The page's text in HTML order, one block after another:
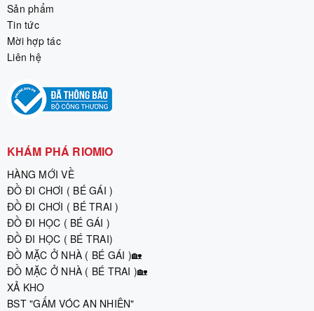
Sản phẩm
Tin tức
Mời hợp tác
Liên hệ
KHÁM PHÁ RIOMIO
HÀNG MỚI VỀ
ĐỒ ĐI CHƠI ( BÉ GÁI )
ĐỒ ĐI CHƠI ( BÉ TRAI )
ĐỒ ĐI HỌC ( BÉ GÁI )
ĐỒ ĐI HỌC ( BÉ TRAI)
ĐỒ MẶC Ở NHÀ ( BÉ GÁI )🏡
ĐỒ MẶC Ở NHÀ ( BÉ TRAI )🏡
XẢ KHO
BST "GẤM VÓC AN NHIÊN"